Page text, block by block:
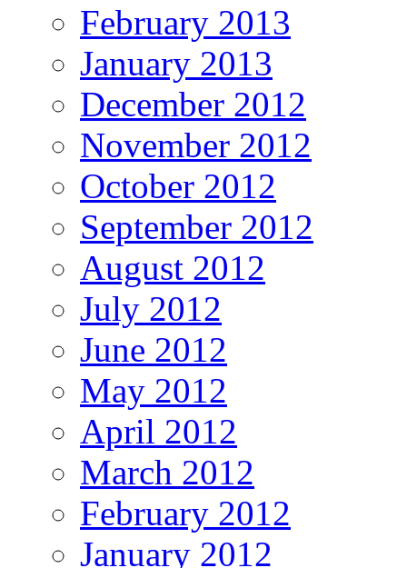
February 2013
January 2013
December 2012
November 2012
October 2012
September 2012
August 2012
July 2012
June 2012
May 2012
April 2012
March 2012
February 2012
January 2012